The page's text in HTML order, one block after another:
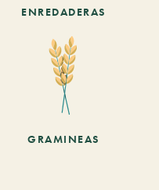
ENREDADERAS
GRAMINEAS